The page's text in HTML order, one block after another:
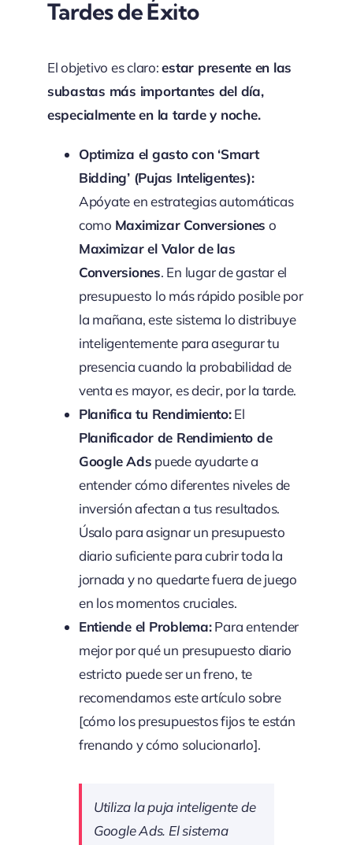
Tardes de Éxito
El objetivo es claro:estar presente en las
subastas más importantes del día,
especialmente en la tarde y noche.
Optimiza el gasto con ‘Smart
Bidding’ (Pujas Inteligentes):
Apóyate en estrategias automáticas
como Maximizar Conversiones o
Maximizar el Valor de las
Conversiones. En lugar de gastar el
presupuesto lo más rápido posible por
la mañana, este sistema lo distribuye
inteligentemente para asegurar tu
presencia cuando la probabilidad de
venta es mayor, es decir, por la tarde.
Planifica tu Rendimiento:El
Planificador de Rendimiento de
Google Ads puede ayudarte a
entender cómo diferentes niveles de
inversión afectan a tus resultados.
Úsalo para asignar un presupuesto
diario suficiente para cubrir toda la
jornada y no quedarte fuera de juego
en los momentos cruciales.
Entiende el Problema:Para entender
mejor por qué un presupuesto diario
estricto puede ser un freno, te
recomendamos este artículo sobre
[cómo los presupuestos fijos te están
frenando y cómo solucionarlo].
Utiliza la puja inteligente de
Google Ads. El sistema